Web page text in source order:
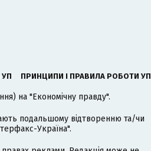
УП ПРИНЦИПИ І ПРАВИЛА РОБОТИ УП
на "Економічну правду".
подальшому відтворенню та/чи
Україна".